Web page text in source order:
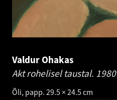
Valdur Ohakas
Akt rohelisel taustal. 1980
Õli, papp. 29.5 × 24.5 cm